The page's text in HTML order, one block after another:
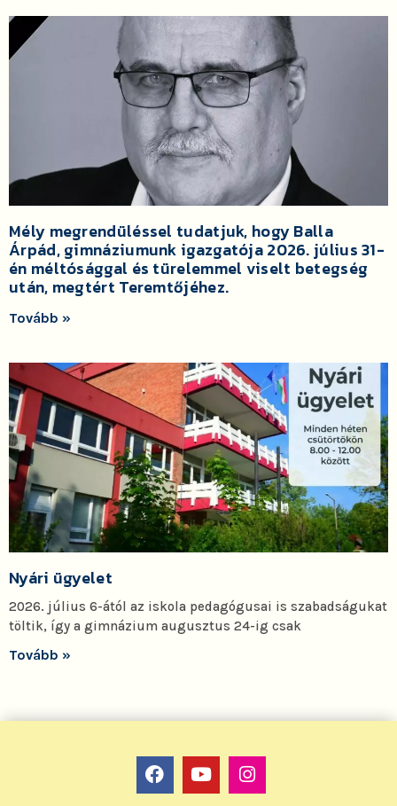
Mély megrendüléssel tudatjuk, hogy Balla
Árpád, gimnáziumunk igazgatója 2026. július 31-
én méltósággal és türelemmel viselt betegség
után, megtért Teremtőjéhez.
Tovább »
Nyári ügyelet
2026. július 6-ától az iskola pedagógusai is szabadságukat
töltik, így a gimnázium augusztus 24-ig csak
Tovább »